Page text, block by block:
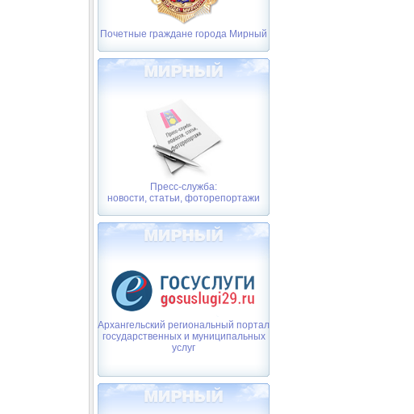
Почетные граждане города Мирный
Пресс-служба:
новости, статьи, фоторепортажи
Архангельский региональный портал
государственных и муниципальных
услуг